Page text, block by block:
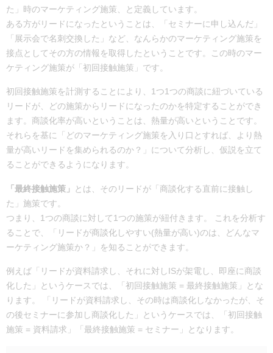
た」時のマーケティング施策、と定義しています。
ある方がリードになったということは、「セミナーに申し込んだ」
「展示会で名刺交換した」など、なんらかのマーケティング施策を
接点としてその方の情報を取得したということです。この時のマー
ケティング施策が「初回接触施策」です。
初回接触施策を計測することにより、1つ1つの商談に紐づいている
リードが、どの施策からリードになったのかを特定することができ
ます。商談化率が高いということは、熱量が高いということです。
それらを基に「どのマーケティング施策を入り口とすれば、より熱
量が高いリードを集められるのか？」について分析し、仮説を立て
ることができるようになります。
「最終接触施策」
とは、そのリードが「商談化する直前に接触し
た」施策です。
つまり、1つの商談に対して1つの施策が紐付きます。 これを分析す
ることで、「リードが商談化しやすい(熱量が高い)のは、どんなマ
ーケティング施策か？」を知ることができます。
例えば「リードが資料請求し、それに対しISが架電し、即座に商談
化した」というケースでは、「初回接触施策 = 最終接触施策」とな
ります。 「リードが資料請求し、その時は商談化しなかったが、そ
の後セミナーに参加し商談化した」というケースでは、「初回接触
施策 = 資料請求」「最終接触施策 = セミナー」となります。